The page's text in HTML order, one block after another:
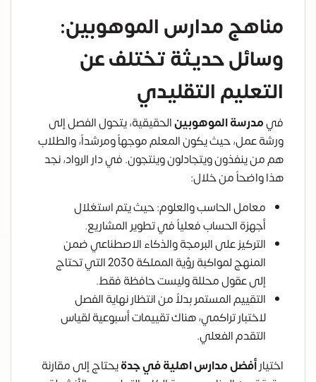
مناهج مدارس الموهوبين:
وسائل حديثة تختلف عن
التعليم التقليدي
فيمدرسة الموهوبينالحقيقية، يتحول الفصل إلى
ورشة عمل، حيث يكون المعلم موجهاً ومرشداً، والطلاب
هم من ينفذون ويتجادلون وينتجون. في دار الرواد، نجد
هذا واضحاً من خلال:
معامل الحاسب والعلوم: حيث يتم استغلال
أجهزة الحساب فعلياً في تطوير المشاريع.
التركيز على البرمجة والذكاء الاصطناعي ضمن
المنهج لمواكبة رؤية المملكة 2030 التي تحتاج
إلى عقول محللة وليست حافظة فقط.
التقييم المستمر بدلاً من انتظار نهاية الفصل
لاختبار تراكمي، هناك تقييمات أسبوعية لقياس
التقدم الفعلي.
اختيارأفضل مدارس اهلية في جدةيحتاج إلى مقارنة